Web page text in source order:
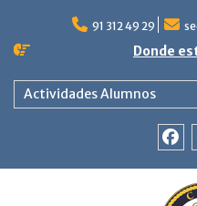
contenido
91 312 49 29
Donde
Actividades Alumnos